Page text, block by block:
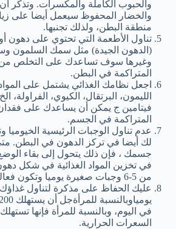
والحبوب الكاملة والمكسرات. وتذكر أن
والخضار المحفوظ سيعمل أيضا على
منطقة البطن، ولذلك تجنبها.
(الدهون الجيدة) مثل سمك السلمون
وغيرها سوف تساعدك على التخلص من
المتراكمة في البطن.
اجعل نظامك الغذائي يشتمل على المواد
الليمون، البرتقال، الكيوي، الفراولة،
فيتامين ج يمكن أن يساعدك على
المتراكمة في الجسم.
عدم تناول الوجبات الرئيسية الخيوميا
لك أيضا في تركز الدهون في البطن.
جسمك ، فإن ذلك يتحول إلى بقاء
في تخزين المواد الغذائية في شكل
من 5-6 وجبات صغيرة يوميا وتكون فعالة جداً.
عليك الحفاظ على مذكرة لتناول غذاؤك
السعرات الحرارية.